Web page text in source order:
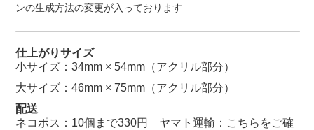
ンの生成方法の変更が入っております
仕上がりサイズ
小サイズ：34mm × 54mm（アクリル部分）
大サイズ：46mm × 75mm（アクリル部分）
配送
ネコポス：10個まで330円 ヤマト運輸： こちらをご確